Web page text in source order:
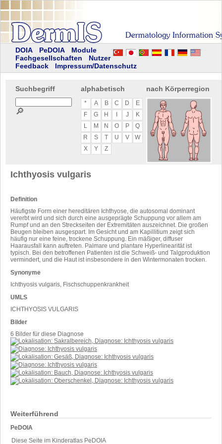
DOIA PeDOIA
Module
Fachgesellschaften
Nutzer
Feedback
Impressum/Datenschutz
Suchbegriff
🔎
alphabetisch
* A B C D
E
F
G H J
K
L
M N O P
Q
R
S T U V
W
X
Y Z
nach Körperregion
Weiterführend
PeDOIA
Diese Seite im Kinderatlas PeDOIA
Ichthyosis vulgaris
Definition
Häufigste Form einer hereditären Ichthyose, die autosomal dominant
vererbt wird und sich durch eine ausgeprägte Schuppung vor allem am
Rumpf und an den Streckseiten der Extremitäten auszeichnet. Die großen
Beugen bleiben ausgespart. Im Gesicht und am Kapillitium zeigt sich
häufig nur eine feine, trockene Schuppung. Ein mäßiger, diffuser
Haarausfall kann auftreten. Palmare und plantare Hyperlinearität ist
typisch. Bei den betroffenen Patienten ist die Schweiß- und Talgproduktion
vermindert, und die Haut ist insbesondere in den Wintermonaten trocken.
Synonyme
Ichthyosis vulgaris, Fischschuppenkrankheit
UMLS
ICHTHYOSIS VULGARIS
Bilder
6 Bilder für diese Diagnose